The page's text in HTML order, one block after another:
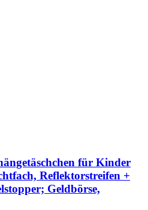
für Kinder
Reflektorstreifen +
Geldbörse,